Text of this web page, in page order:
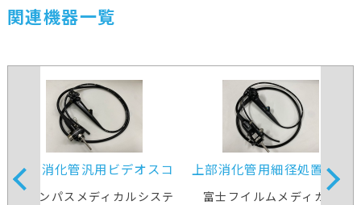
関連機器一覧
上部消化管汎用ビデオスコ
ープ
オリンパスメディカルシステ
上部消化管用細径処置スコ
ープ
富士フイルムメディカル